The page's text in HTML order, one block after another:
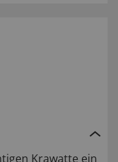
Krawatte ein